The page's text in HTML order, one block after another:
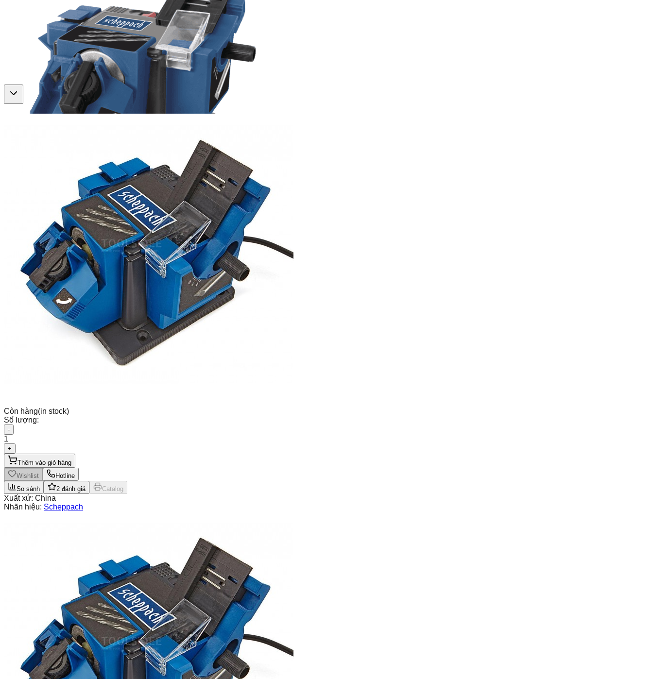
Còn hàng(in stock)
Số lượng:
-
1
+
Thêm vào giỏ hàng
Wishlist
Hotline
So sánh
2 đánh giá Catalog
Xuất xứ: China
Nhãn hiệu: Scheppach